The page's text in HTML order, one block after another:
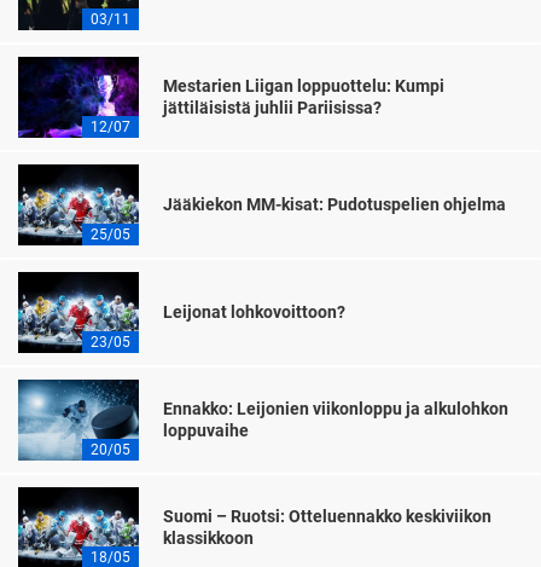
03/11
12/07
Mestarien Liigan loppuottelu: Kumpi
jättiläisistä juhlii Pariisissa?
25/05
Jääkiekon MM-kisat: Pudotuspelien ohjelma
23/05
Leijonat lohkovoittoon?
20/05
Ennakko: Leijonien viikonloppu ja alkulohkon
loppuvaihe
18/05
Suomi – Ruotsi: Otteluennakko keskiviikon
klassikkoon